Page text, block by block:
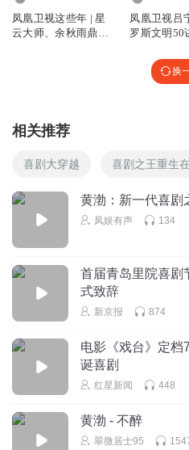
凤凰卫视这些年 | 星
云大师、余秋雨鼎力
凤凰卫视吕
罗斯文明50
| 入俄公投
换
相关推荐
喜剧大穿越 喜剧之王重生
黄渤：新一代喜剧
凤娱有声 134
首届青岛里院喜剧
式致辞
新京报 874
电影《戏台》定档
诞喜剧
红星新闻 448
黄渤 - 不醉
翠微居士95